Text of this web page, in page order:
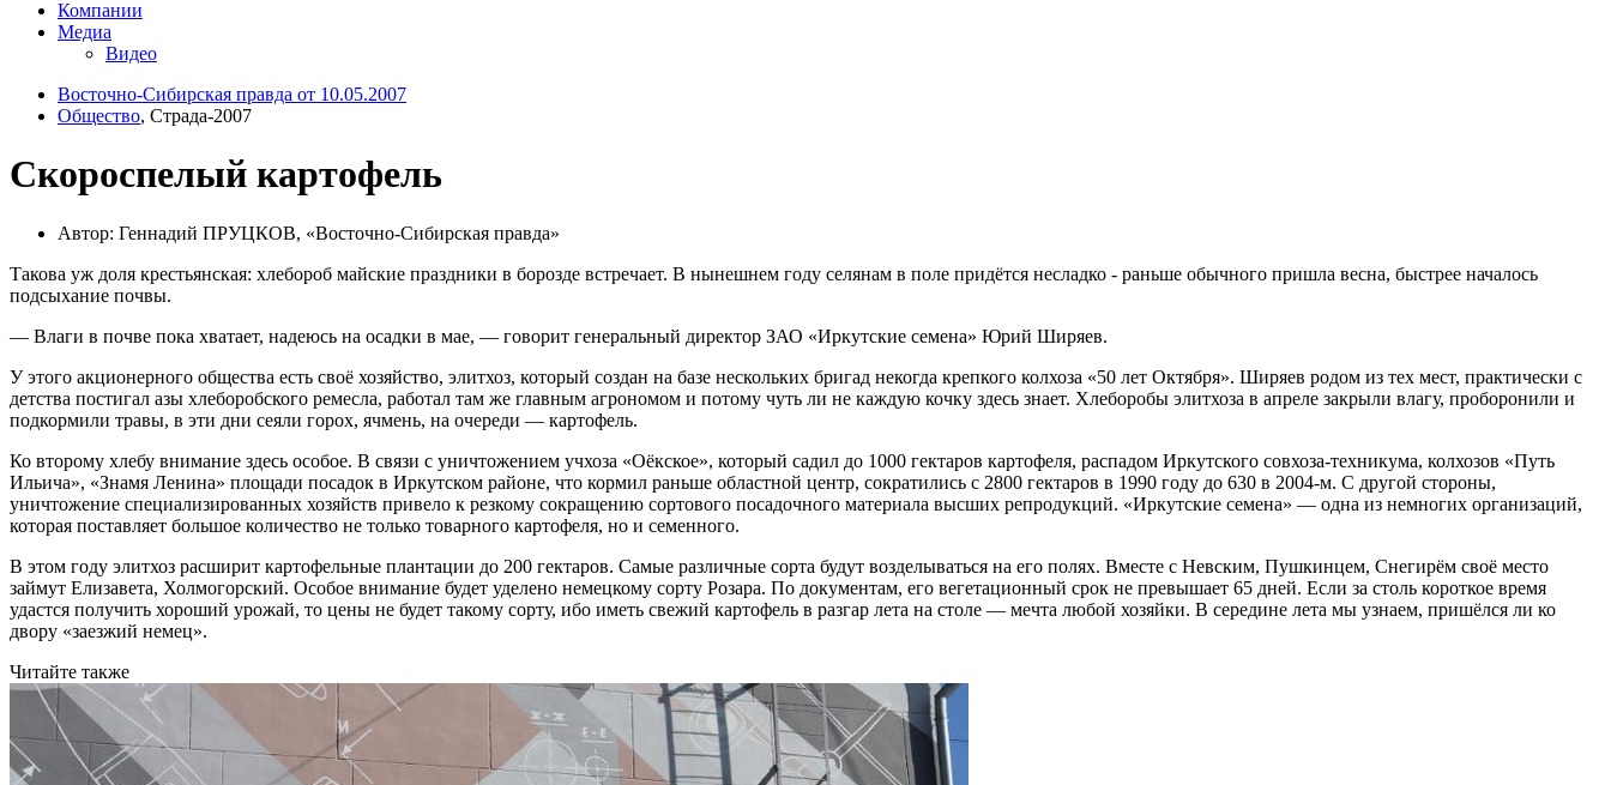
Компании
Медиа
Видео
Восточно-Сибирская правда от 10.05.2007
Общество, Страда-2007
Скороспелый картофель
Автор: Геннадий ПРУЦКОВ, «Восточно-Сибирская правда»
Такова уж доля крестьянская: хлебороб майские праздники в борозде встречает. В нынешнем году селянам в поле придётся несладко - раньше обычного пришла весна, быстрее началось
подсыхание почвы.
— Влаги в почве пока хватает, надеюсь на осадки в мае, — говорит генеральный директор ЗАО «Иркутские семена» Юрий Ширяев.
У этого акционерного общества есть своё хозяйство, элитхоз, который создан на базе нескольких бригад некогда крепкого колхоза «50 лет Октября». Ширяев родом из тех мест, практически с
детства постигал азы хлеборобского ремесла, работал там же главным агрономом и потому чуть ли не каждую кочку здесь знает. Хлеборобы элитхоза в апреле закрыли влагу, проборонили и
подкормили травы, в эти дни сеяли горох, ячмень, на очереди — картофель.
Ко второму хлебу внимание здесь особое. В связи с уничтожением учхоза «Оёкское», который садил до 1000 гектаров картофеля, распадом Иркутского совхоза-техникума, колхозов «Путь
Ильича», «Знамя Ленина» площади посадок в Иркутском районе, что кормил раньше областной центр, сократились с 2800 гектаров в 1990 году до 630 в 2004-м. С другой стороны,
уничтожение специализированных хозяйств привело к резкому сокращению сортового посадочного материала высших репродукций. «Иркутские семена» — одна из немногих организаций,
которая поставляет большое количество не только товарного картофеля, но и семенного.
В этом году элитхоз расширит картофельные плантации до 200 гектаров. Самые различные сорта будут возделываться на его полях. Вместе с Невским, Пушкинцем, Снегирём своё место
займут Елизавета, Холмогорский. Особое внимание будет уделено немецкому сорту Розара. По документам, его вегетационный срок не превышает 65 дней. Если за столь короткое время
удастся получить хороший урожай, то цены не будет такому сорту, ибо иметь свежий картофель в разгар лета на столе — мечта любой хозяйки. В середине лета мы узнаем, пришёлся ли ко
двору «заезжий немец».
Читайте также